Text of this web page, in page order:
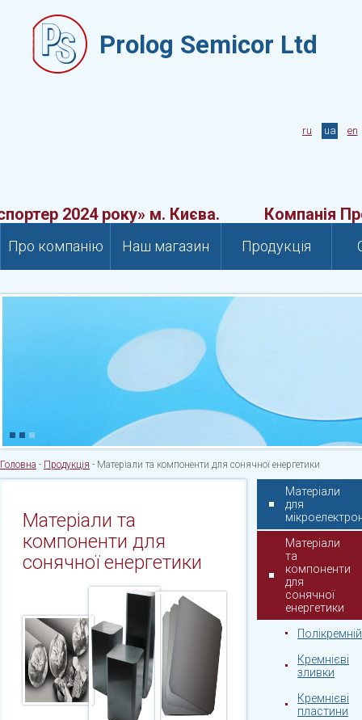
Prolog Semicor Ltd
ru ua en
2024 року» м. Києва. Компанія
Про компанію Наш магазин Продукція
Головна - Продукція - Матеріали та компоненти для сонячної енергетики
Матеріали та
компоненти для
сонячної енергетики
Матеріали
для
Матеріали
та
компоненти
для
сонячної
енергетики
Полікремній
Кремнієві
зливки
Кремнієві
пластини